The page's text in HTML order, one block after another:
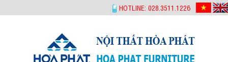
HOTLINE: 028.3511.1226